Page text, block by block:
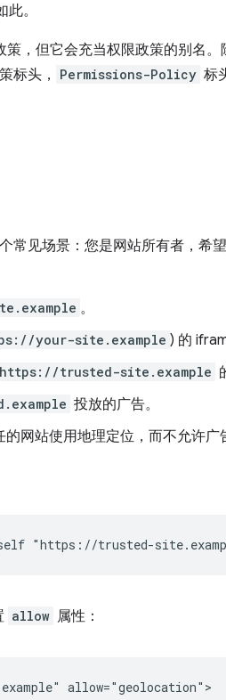
此。
，但它会充当权限政策的别名
标头，
Permissions-Policy 标
常见场景：您是网站所有者，希
。
your-site.example ) 的
https://trusted-site.example
投放的广告。
网站使用地理定位，而不允许广
allow 属性：